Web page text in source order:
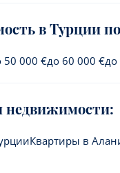
в Турции
50 000 €до 60 000 €до
недвижимости:
Квартиры в